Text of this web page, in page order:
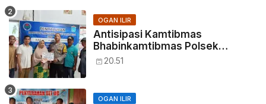
OGAN ILIR
Antisipasi Kamtibmas
Bhabinkamtibmas Polsek
Tanjung Batu, Hadiri Giat
20.51
OGAN ILIR